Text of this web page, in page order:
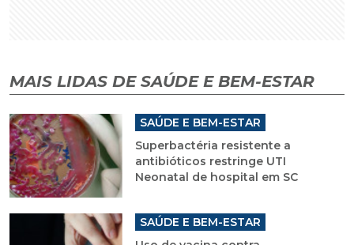
MAIS LIDAS DE SAÚDE E BEM-ESTAR
SAÚDE E BEM-ESTAR
Superbactéria resistente a
antibióticos restringe UTI
Neonatal de hospital em SC
SAÚDE E BEM-ESTAR